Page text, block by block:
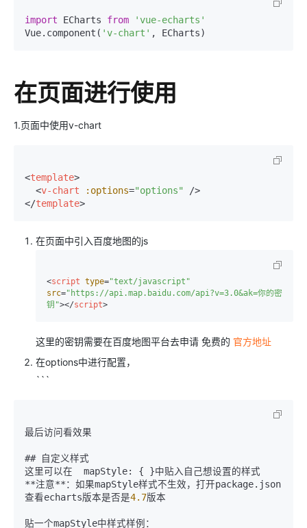
import ECharts from
'vue-echarts'
Vue.component( 'v-chart'
在页面进行使用
1.页面中使用v-chart
<template>
<v-chart :options="options"
/>
</template>
在页面中引入百度地图的js
<script type="text/javascript"
src="https://api.map.baidu.com/api?v=3.0&ak=你的密
钥"></script>
这里的密钥需要在百度地图平台去申请 免费的 官方地址
在options中进行配置，
```
最后访问看效果
## 自定义样式
这里可以在  mapStyle: { }中贴入自己想设置的样式
**注意**：如果mapStyle样式不生效，打开package.json
查看echarts版本是否是4.7版本